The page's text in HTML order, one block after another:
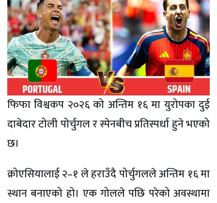
फिफा विश्वकप २०२६ को अन्तिम १६ मा युरोपका दुई
दाबेदार टोली पोर्चुगल र स्पेनबीच प्रतिस्पर्धा हुने भएको
छ।
क्रोएसियालाई २–१ ले हराउँदै पोर्चुगलले अन्तिम १६ मा
स्थान बनाएको हो। एक गोलले पछि परेको अवस्थामा